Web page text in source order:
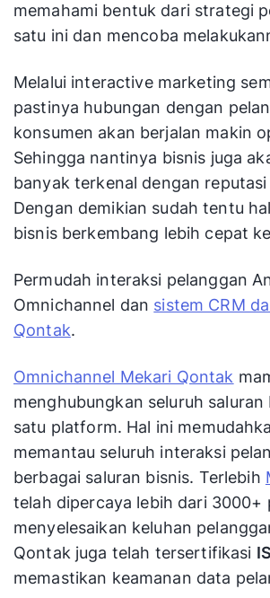
memahami bentuk dari strategi
satu ini dan mencoba
Melalui interactive marketing
pastinya hubungan dengan
konsumen akan berjalan makin
Sehingga nantinya bisnis juga
banyak terkenal dengan
Dengan demikian sudah tentu
bisnis berkembang lebih cepat
Permudah interaksi pelanggan
Omnichannel dan sistem CRM
Qontak.
Omnichannel Mekari Qontak
menghubungkan seluruh saluran
satu platform. Hal ini
memantau seluruh interaksi
berbagai saluran bisnis. Terlebih
telah dipercaya lebih dari 3000+
menyelesaikan keluhan
Qontak juga telah tersertifikasi
memastikan keamanan data